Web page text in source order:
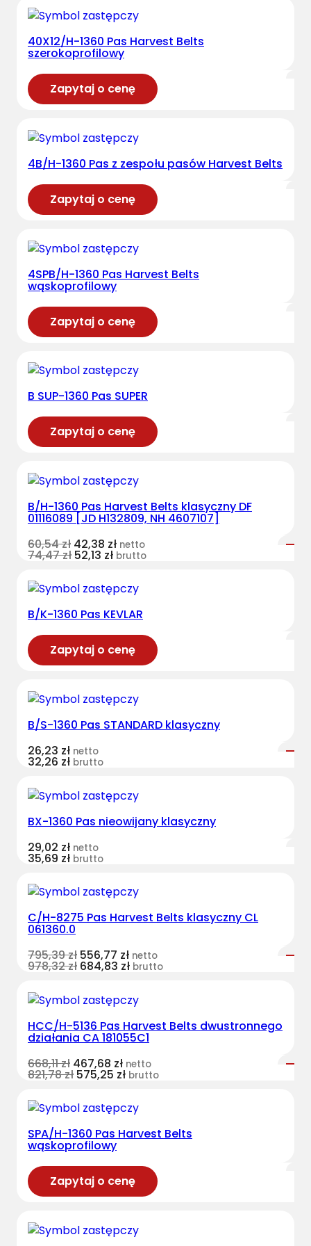
40X12/H-1360 Pas Harvest Belts
szerokoprofilowy
Zapytaj o cenę
4B/H-1360 Pas z zespołu pasów Harvest Belts
Zapytaj o cenę
4SPB/H-1360 Pas Harvest Belts
wąskoprofilowy
Zapytaj o cenę
B SUP-1360 Pas SUPER
Zapytaj o cenę
B/H-1360 Pas Harvest Belts klasyczny DF
01116089 [JD H132809, NH 4607107]
60,54zł 42,38 zł netto
74,47zł 52,13 zł brutto
B/K-1360 Pas KEVLAR
Zapytaj o cenę
B/S-1360 Pas STANDARD klasyczny
26,23 zł netto
32,26 zł brutto
BX-1360 Pas nieowijany klasyczny
29,02 zł netto
35,69 zł brutto
C/H-8275 Pas Harvest Belts klasyczny CL
061360.0
795,39zł 556,77 zł netto
978,32zł 684,83 zł brutto
HCC/H-5136 Pas Harvest Belts dwustronnego
działania CA 181055C1
668,11zł 467,68 zł netto
821,78zł 575,25 zł brutto
SPA/H-1360 Pas Harvest Belts
wąskoprofilowy
Zapytaj o cenę